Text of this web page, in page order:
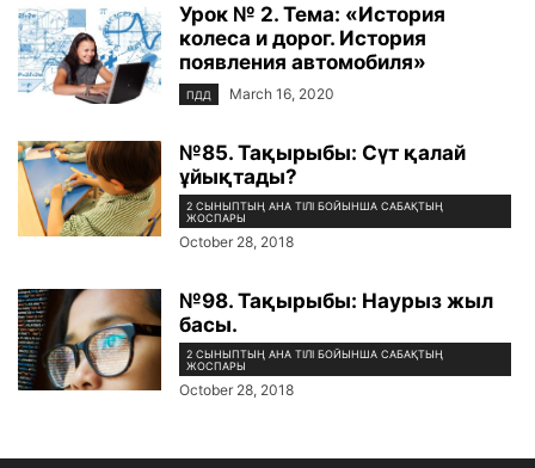
Урок № 2. Тема: «История
колеса и дорог. История
появления автомобиля»
ПДД March 16, 2020
№85. Тақырыбы: Сүт қалай
ұйықтады?
2 СЫНЫПТЫҢ АНА ТІЛІ БОЙЫНША САБАҚТЫҢ
ЖОСПАРЫ
October 28, 2018
№98. Тақырыбы: Наурыз жыл
басы.
2 СЫНЫПТЫҢ АНА ТІЛІ БОЙЫНША САБАҚТЫҢ
ЖОСПАРЫ
October 28, 2018